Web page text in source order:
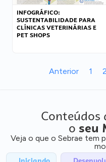
INFOGRÁFICO:
SUSTENTABILIDADE PARA
CLÍNICAS VETERINÁRIAS E
PET SHOPS
Anterior 1 2
Conteúdos
o seu
Veja o que o Sebrae tem